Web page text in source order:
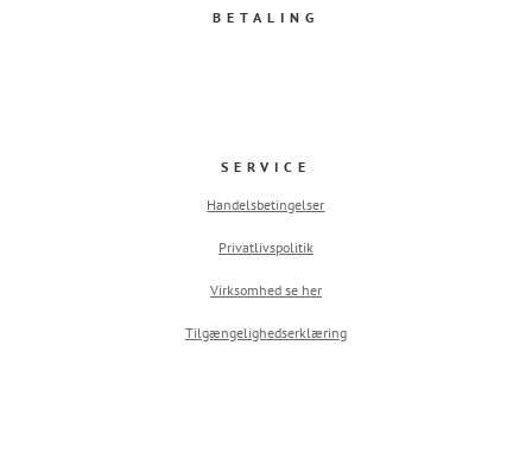
BETALING
SERVICE
Handelsbetingelser
Privatlivspolitik
Virksomhed se her
Tilgængelighedserklæring